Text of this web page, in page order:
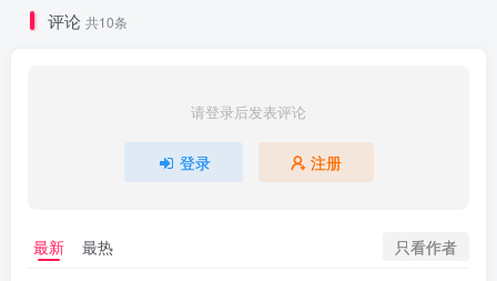
评论 共10条
请登录后发表评论
登录 注册
最新 最热 只看作者